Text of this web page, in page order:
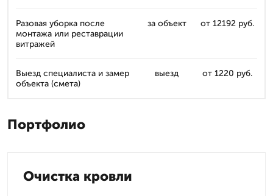
Разовая уборка после
монтажа или реставрации
витражей
за объект от 12192 руб.
Выезд специалиста и замер
объекта (смета)
выезд от 1220 руб.
Портфолио
Очистка кровли